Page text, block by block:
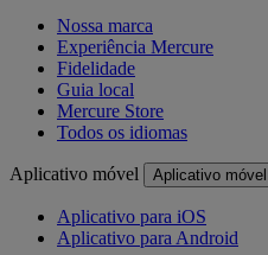
Nossa marca
Experiência Mercure
Fidelidade
Guia local
Mercure Store
Todos os idiomas
Aplicativo móvel Aplicativo móvel
Aplicativo para iOS
Aplicativo para Android